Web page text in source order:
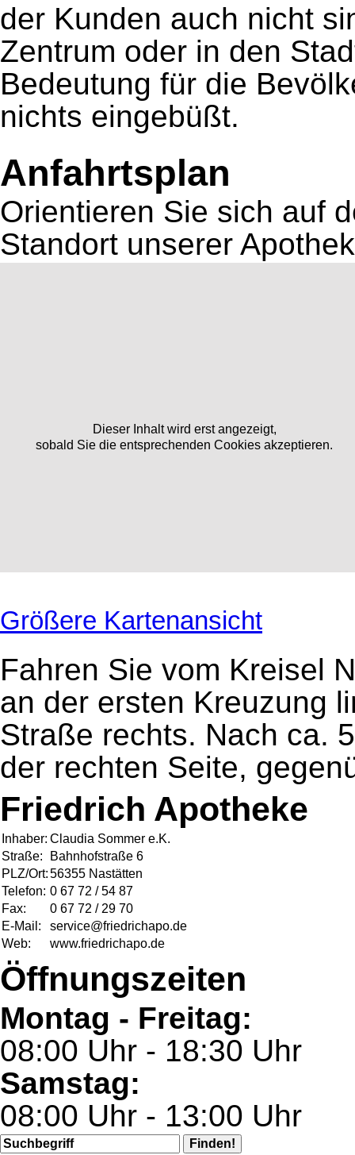
der Kunden auch nicht
Zentrum oder in den
Bedeutung für die
nichts eingebüßt.
Anfahrtsplan
Orientieren Sie sich auf
Standort unserer
Dieser Inhalt wird erst angezeigt,
sobald Sie die entsprechenden Cookies akzeptieren.
Größere Kartenansicht
Fahren Sie vom Kreisel
an der ersten Kreuzung
Straße rechts. Nach ca.
der rechten Seite,
Friedrich Apotheke
Inhaber: Claudia Sommer e.K.
Straße:
Bahnhofstraße 6
PLZ/Ort:56355 Nastätten
Telefon: 0 67 72 / 54 87
Fax:
0 67 72 / 29 70
E-Mail:
service@friedrichapo.de
Web:
www.friedrichapo.de
Öffnungszeiten
Montag - Freitag:
08:00 Uhr - 18:30 Uhr
Samstag:
08:00 Uhr - 13:00 Uhr